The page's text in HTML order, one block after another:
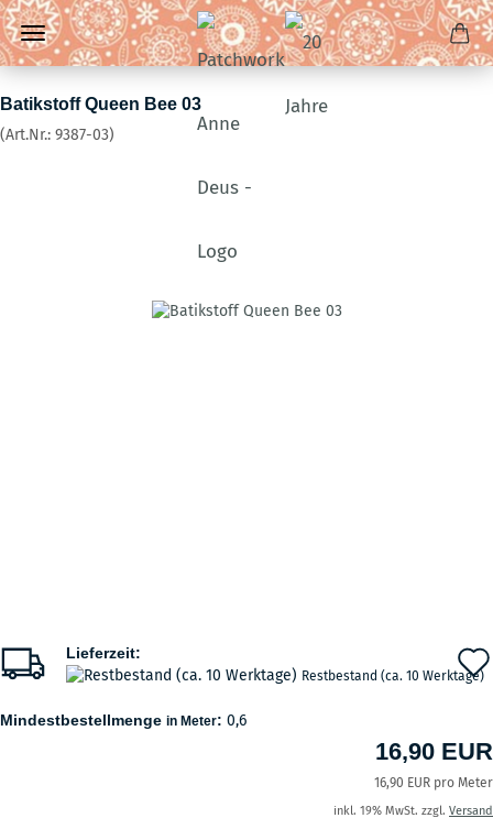
Batikstoff Queen Bee 03
(Art.Nr.: 9387-03)
Lieferzeit:
Restbestand (ca. 10 Werktage)
Mindestbestellmenge in Meter: 0,6
16,90 EUR
16,90 EUR pro Meter
inkl. 19% MwSt. zzgl. Versand